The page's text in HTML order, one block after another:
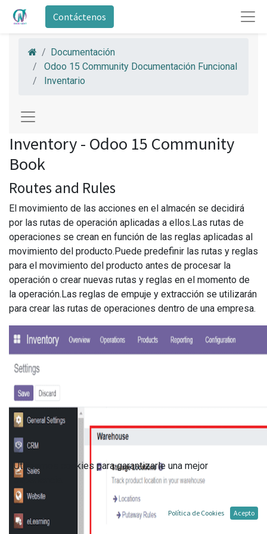
Contáctenos
Documentación
Odoo 15 Community Documentación Funcional
Inventario
Inventory - Odoo 15 Community
Book
Routes and Rules
El movimiento de las acciones en el almacén se decidirá
por las rutas de operación aplicadas a ellos.Las rutas de
operaciones se crean en función de las reglas aplicadas al
movimiento del producto.Puede predefinir las rutas y reglas
para el movimiento del producto antes de procesar la
operación o crear nuevas rutas y reglas en el momento de
la operación.Las reglas de empuje y extracción se utilizarán
para crear las rutas de operaciones dentro de una empresa.
Utilizamos cookies para garantizarle una mejor
experiencia.
Política de Cookies Acepto